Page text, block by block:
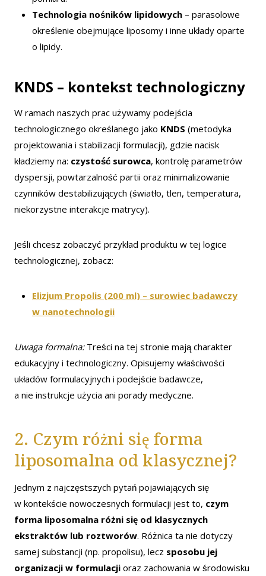
Technologia nośników lipidowych – parasolowe
określenie obejmujące liposomy i inne układy oparte
o lipidy.
KNDS – kontekst technologiczny
W ramach naszych prac używamy podejścia
technologicznego określanego jako KNDS (metodyka
projektowania i stabilizacji formulacji), gdzie nacisk
kładziemy na: czystość surowca, kontrolę parametrów
dyspersji, powtarzalność partii oraz minimalizowanie
czynników destabilizujących (światło, tlen, temperatura,
niekorzystne interakcje matrycy).
Jeśli chcesz zobaczyć przykład produktu w tej logice
technologicznej, zobacz:
Elizjum Propolis (200 ml) – surowiec badawczy
w nanotechnologii
Uwaga formalna:Treści na tej stronie mają charakter
edukacyjny i technologiczny. Opisujemy właściwości
układów formulacyjnych i podejście badawcze,
a nie instrukcje użycia ani porady medyczne.
2. Czym różni się forma
liposomalna od klasycznej?
Jednym z najczęstszych pytań pojawiających się
w kontekście nowoczesnych formulacji jest to, czym
forma liposomalna różni się od klasycznych
ekstraktów lub roztworów. Różnica ta nie dotyczy
samej substancji (np. propolisu), lecz sposobu jej
organizacji w formulacji oraz zachowania w środowisku